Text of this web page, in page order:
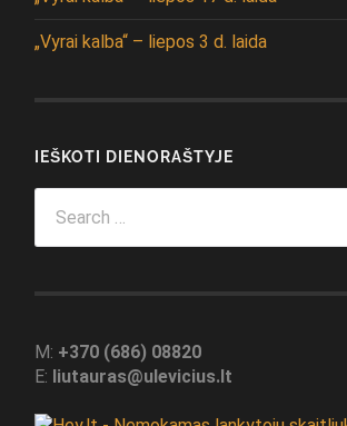
„Vyrai kalba“ – liepos 3 d. laida
IEŠKOTI DIENORAŠTYJE
for:
M: +370 (686) 08820
E: liutauras@ulevicius.lt